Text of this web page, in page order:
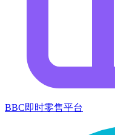
BBC即时零售平台